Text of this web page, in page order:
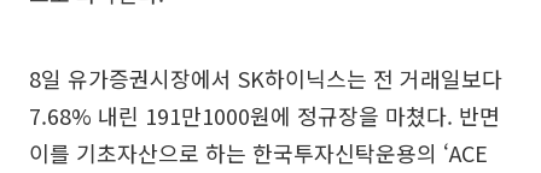
8일 유가증권시장에서 SK하이닉스는 전 거래일보다
7.68% 내린 191만1000원에 정규장을 마쳤다. 반면
이를 기초자산으로 하는 한국투자신탁운용의 ‘ACE